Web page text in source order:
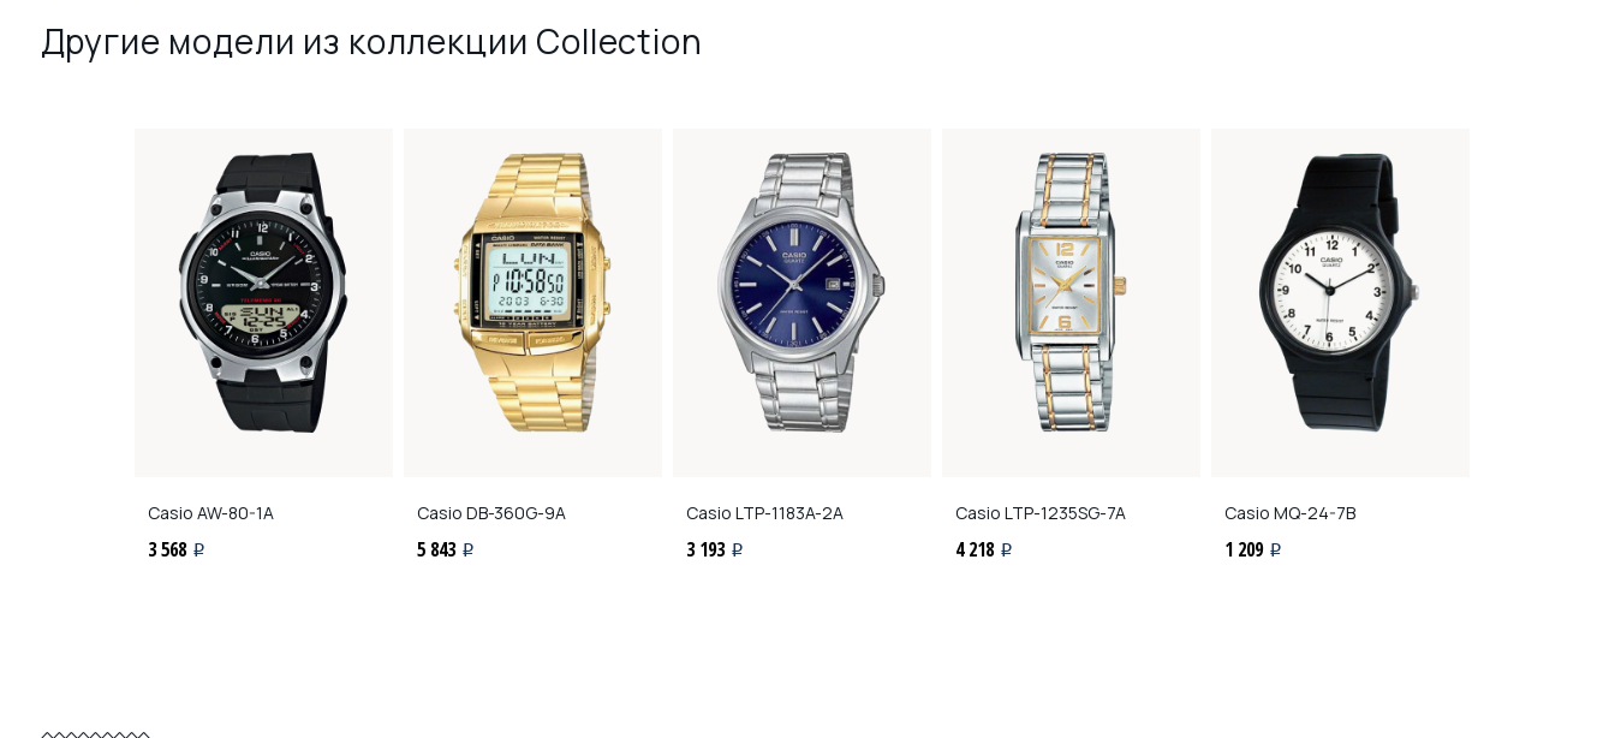
Другие модели из коллекции Collection
Casio AW-80-1A
3 568 i
Casio DB-360G-9A
5 843 i
Casio LTP-1183A-2A
3 193 i
Casio LTP-1235SG-7A
4 218 i
Casio MQ-24-7B
1 209 i